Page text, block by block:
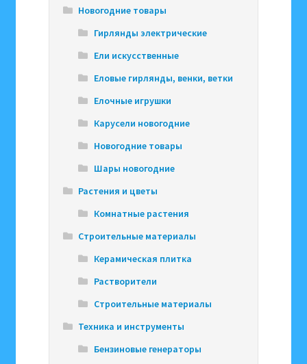
Новогодние товары
Гирлянды электрические
Ели искусственные
Еловые гирлянды, венки, ветки
Елочные игрушки
Карусели новогодние
Новогодние товары
Шары новогодние
Растения и цветы
Комнатные растения
Строительные материалы
Керамическая плитка
Растворители
Строительные материалы
Техника и инструменты
Бензиновые генераторы